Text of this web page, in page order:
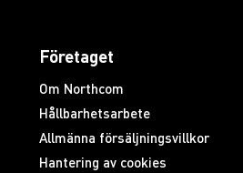
Företaget
Om Northcom
Hållbarhetsarbete
Allmänna försäljningsvillkor
Hantering av cookies